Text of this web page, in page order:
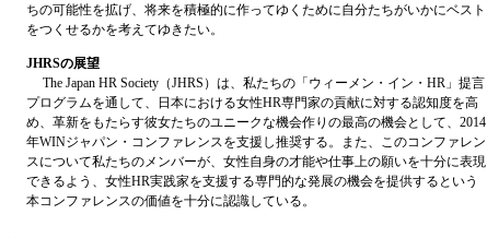
ちの可能性を拡げ、将来を積極的に作ってゆくために自分たちがいかにベスト
をつくせるかを考えてゆきたい。
JHRSの展望
The Japan HR Society（JHRS）は、私たちの「ウィーメン・イン・HR」提言
プログラムを通して、日本における女性HR専門家の貢献に対する認知度を高
め、革新をもたらす彼女たちのユニークな機会作りの最高の機会として、2014
年WINジャパン・コンファレンスを支援し推奨する。また、このコンファレン
スについて私たちのメンバーが、女性自身の才能や仕事上の願いを十分に表現
できるよう、女性HR実践家を支援する専門的な発展の機会を提供するという
本コンファレンスの価値を十分に認識している。